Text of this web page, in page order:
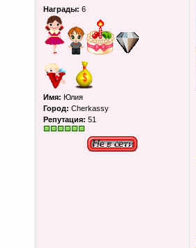
Награды: 6
Имя: Юлия
Город: Cherkassy
Репутация: 51